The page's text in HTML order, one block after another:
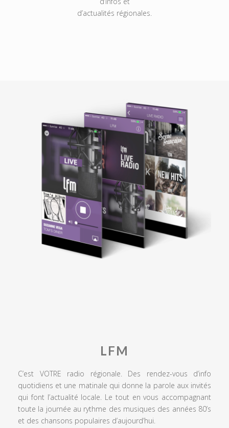
d’actualités régionales.
LFM
C’est VOTRE radio régionale. Des rendez-vous d’info
quotidiens et une matinale qui donne la parole aux invités
qui font l’actualité locale. Le tout en vous accompagnant
toute la journée au rythme des musiques des années 80’s
et des chansons populaires d’aujourd’hui.